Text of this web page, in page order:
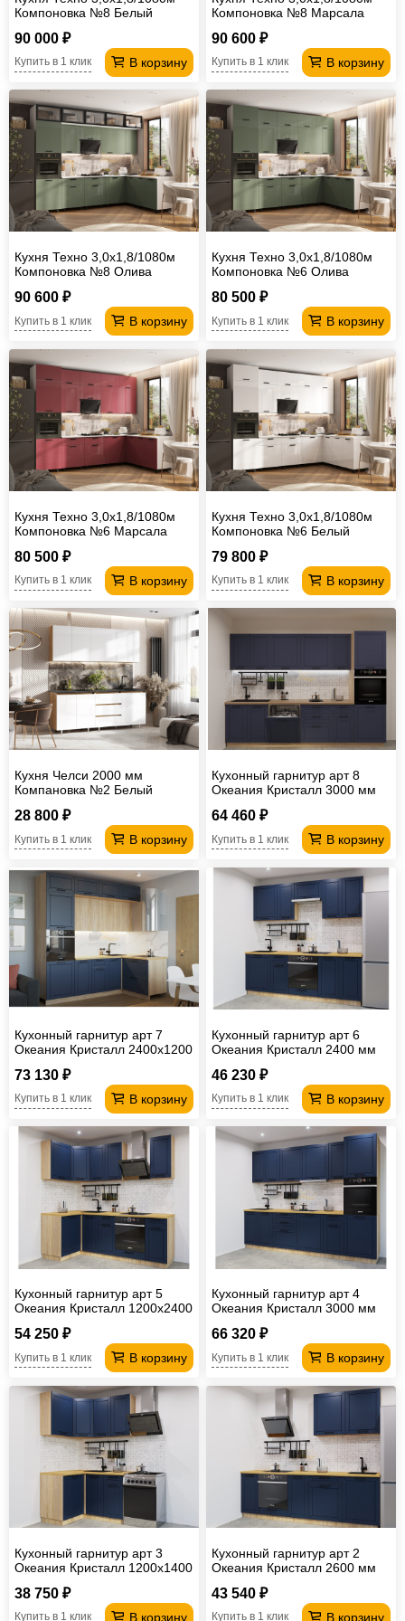
Компоновка №8 Белый
90 000 ₽
В корзину
Купить в 1 клик
Компоновка №8 Марсала
90 600 ₽
В корзину
Купить в 1 клик
Кухня Техно 3,0х1,8/1080м
Компоновка №8 Олива
90 600 ₽
В корзину
Купить в 1 клик
Кухня Техно 3,0х1,8/1080м
Компоновка №6 Олива
80 500 ₽
В корзину
Купить в 1 клик
Кухня Техно 3,0х1,8/1080м
Компоновка №6 Марсала
80 500 ₽
В корзину
Купить в 1 клик
Кухня Техно 3,0х1,8/1080м
Компоновка №6 Белый
79 800 ₽
В корзину
Купить в 1 клик
Кухня Челси 2000 мм
Компановка №2 Белый
(Кастилло)
28 800 ₽
В корзину
Купить в 1 клик
Кухонный гарнитур арт 8
Океания Кристалл 3000 мм
64 460 ₽
В корзину
Купить в 1 клик
Кухонный гарнитур арт 7
Океания Кристалл 2400х1200
73 130 ₽
В корзину
Купить в 1 клик
Кухонный гарнитур арт 6
Океания Кристалл 2400 мм
46 230 ₽
В корзину
Купить в 1 клик
Кухонный гарнитур арт 5
Океания Кристалл 1200х2400
54 250 ₽
В корзину
Купить в 1 клик
Кухонный гарнитур арт 4
Океания Кристалл 3000 мм
66 320 ₽
В корзину
Купить в 1 клик
Кухонный гарнитур арт 3
Океания Кристалл 1200х1400
38 750 ₽
В корзину
Купить в 1 клик
Кухонный гарнитур арт 2
Океания Кристалл 2600 мм
43 540 ₽
В корзину
Купить в 1 клик